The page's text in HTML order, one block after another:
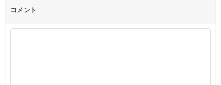
コメント